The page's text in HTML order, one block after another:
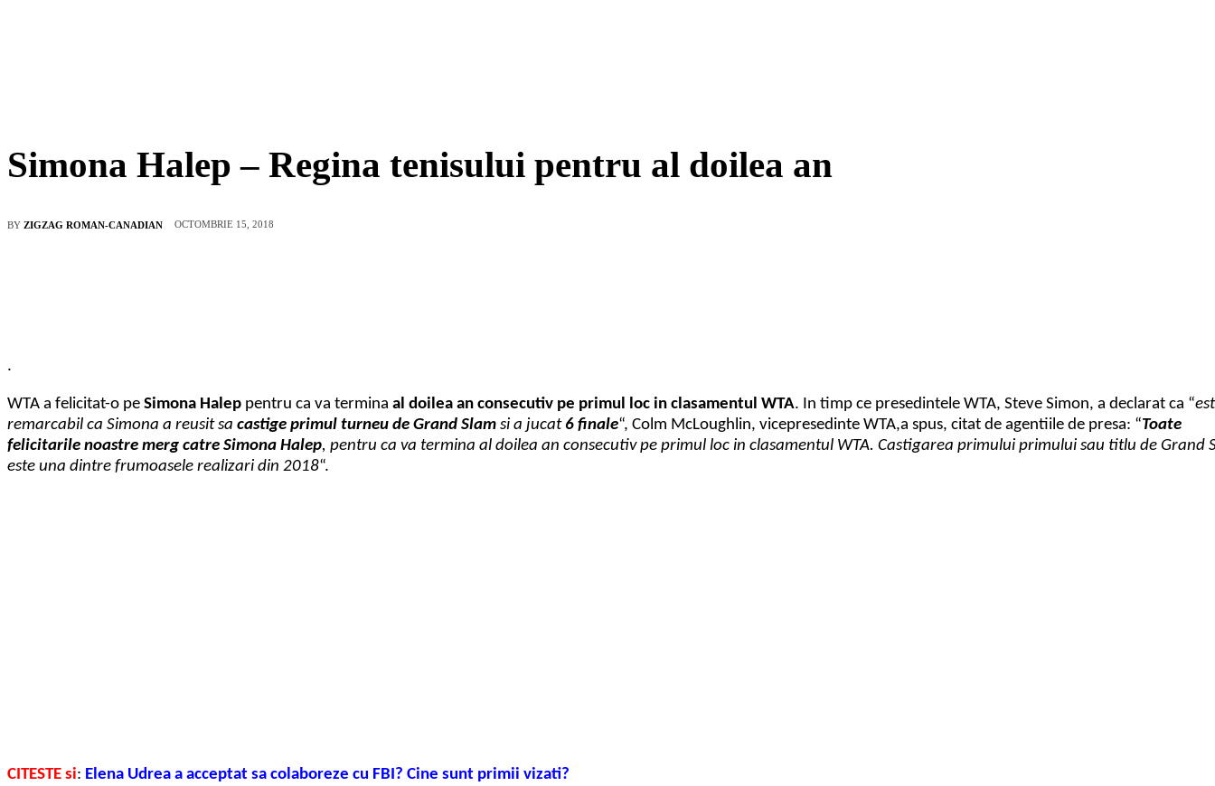
Simona Halep – Regina tenisului pentru al doilea an
BY ZIGZAG ROMAN-CANADIAN OCTOMBRIE 15, 2018
.
WTA a felicitat-o pe Simona Halep pentru ca va termina al doilea an consecutiv pe primul loc in clasamentul WTA. In timp ce presedintele WTA, Steve Simon, a declarat ca “
remarcabil ca Simona a reusit sa castige primul turneu de Grand Slam si a jucat 6 finale“, Colm McLoughlin, vicepresedinte WTA,a spus, citat de agentiile de presa: “Toate
felicitarile noastre merg catre Simona Halep, pentru ca va termina al doilea an consecutiv pe primul loc in clasamentul WTA. Castigarea primului primului sau titlu de Grand
este una dintre frumoasele realizari din 2018“.
CITESTE si: Elena Udrea a acceptat sa colaboreze cu FBI? Cine sunt primii vizati?